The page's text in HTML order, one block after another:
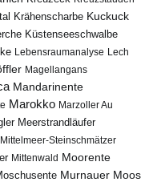
Krähenscharbe Kuckuck
Küstenseeschwalbe
Lebensraumanalyse Lech
Magellangans
Mandarinente
Marokko Marzoller Au
Meerstrandläufer
Mittelmeer-Steinschmätzer
Mittenwald Moorente
Murnauer Moos